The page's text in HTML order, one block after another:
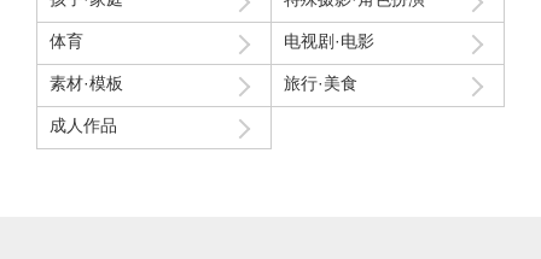
体育 电视剧·电影
素材·模板 旅行·美食
成人作品